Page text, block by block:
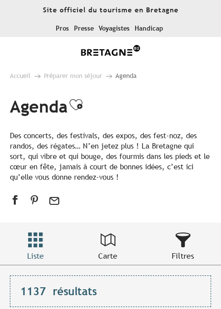
Site officiel du tourisme en Bretagne
Pros Presse Voyagistes Handicap
Accueil Préparer mon séjour Agenda
AgendaAjouter aux favoris
Des concerts, des festivals, des expos, des fest-noz, des
randos, des régates… N’en jetez plus ! La Bretagne qui
sort, qui vibre et qui bouge, des fourmis dans les pieds et le
cœur en fête, jamais à court de bonnes idées, c’est ici
qu’elle vous donne rendez-vous !
Liste Carte Filtres
1137 résultats